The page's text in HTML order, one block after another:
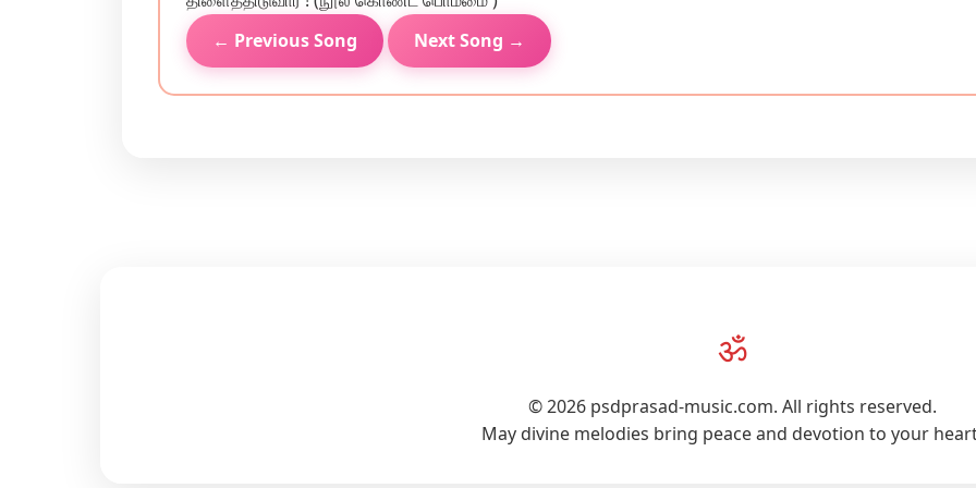
← Previous Song
Next Song →
ॐ
© 2026 psdprasad-music.com. All rights reserved.
May divine melodies bring peace and devotion to your